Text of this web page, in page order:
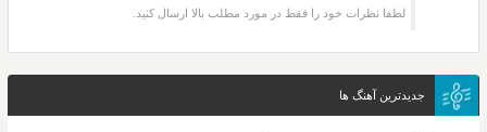
لطفا نظرات خود را فقط در مورد مطلب بالا ارسال کنید.
جدیدترین آهنگ ها